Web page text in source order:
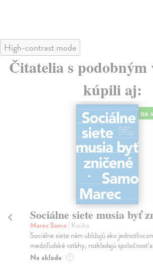
High-contrast mode
Čitatelia s podobným
kúpili aj:
na
Sociálne siete musia byť
Marec Samo| Kniha
Sociálne siete nám ubližujú ako
medziľudské vzťahy, rozkladajú spoločnosť
Na sklade ?